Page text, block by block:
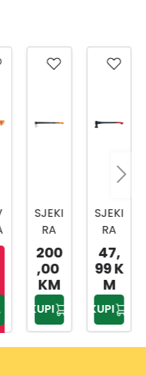
SJEKI
RA
ZA
CIJE
PANJ
E
DRV
A
X27
200
,00
KM
KUPI
SJEKI
RA
CJEP
AČ
2000
GR
EVER
EST
47,
99 K
M
KUPI